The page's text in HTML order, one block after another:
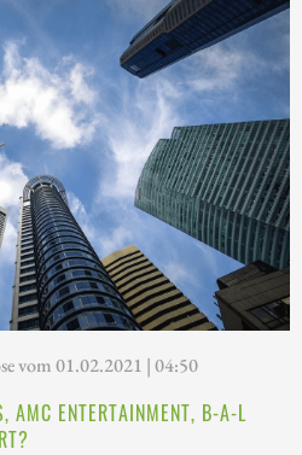
vom 01.02.2021 | 04:50
AMC ENTERTAINMENT, B-A-L